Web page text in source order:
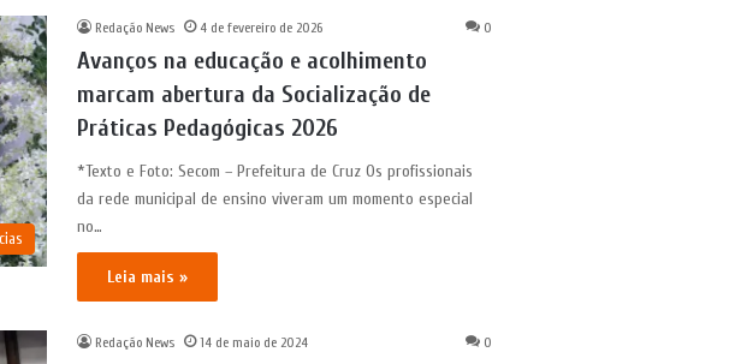
Redação News 4 de fevereiro de 2026 0
Avanços na educação e acolhimento
marcam abertura da Socialização de
Práticas Pedagógicas 2026
*Texto e Foto: Secom – Prefeitura de Cruz Os profissionais
da rede municipal de ensino viveram um momento especial
no…
Leia mais »
Redação News 14 de maio de 2024 0